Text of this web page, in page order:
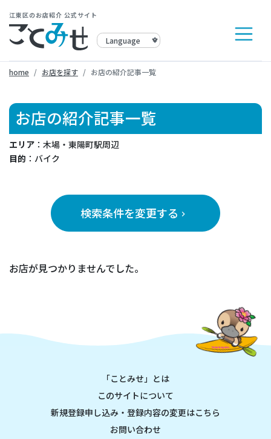
江東区のお店紹介 公式サイト
home お店を探す お店の紹介記事一覧
お店の紹介記事一覧
エリア ：木場・東陽町駅周辺
目的 ：バイク
検索条件を変更する keyboard_arrow_right
お店が見つかりませんでした。
「ことみせ」とは
このサイトについて
新規登録申し込み・登録内容の変更はこちら
お問い合わせ